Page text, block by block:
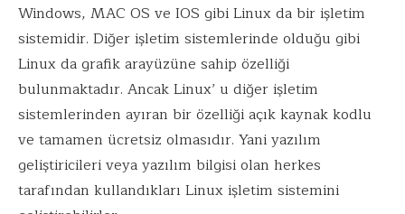
Windows, MAC OS ve IOS gibi Linux da bir işletim
sistemidir. Diğer işletim sistemlerinde olduğu gibi
Linux da grafik arayüzüne sahip özelliği
bulunmaktadır. Ancak Linux’ u diğer işletim
sistemlerinden ayıran bir özelliği açık kaynak kodlu
ve tamamen ücretsiz olmasıdır. Yani yazılım
geliştiricileri veya yazılım bilgisi olan herkes
tarafından kullandıkları Linux işletim sistemini